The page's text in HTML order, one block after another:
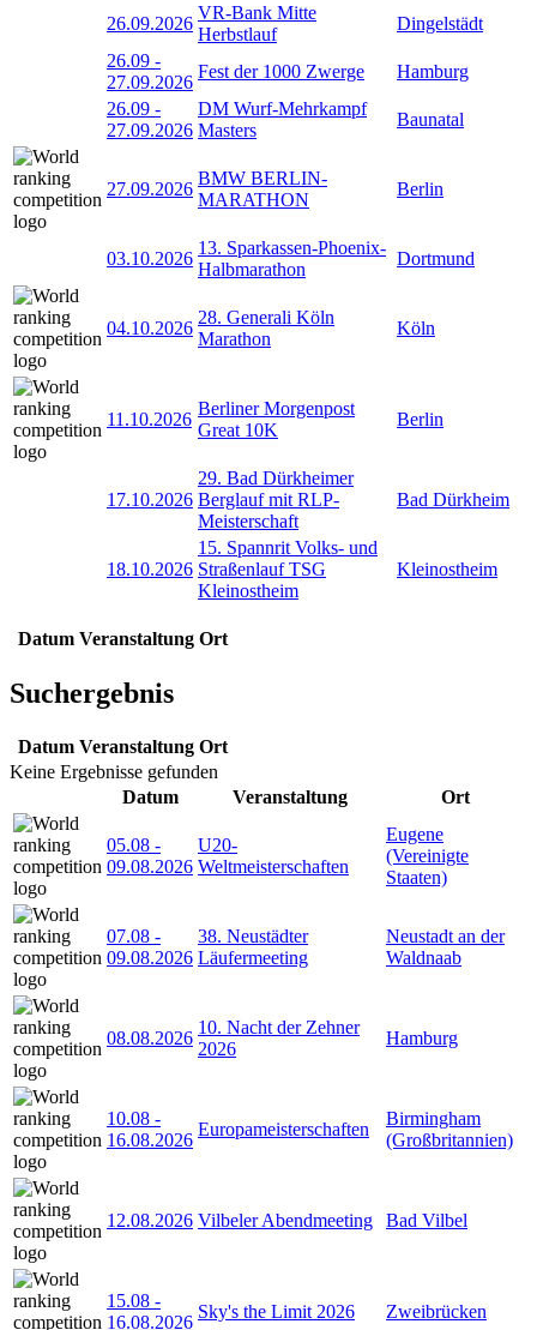
26.09.2026
VR-Bank Mitte
Herbstlauf
Dingelstädt
26.09 -
27.09.2026
Fest der 1000 Zwerge
Hamburg
26.09 -
27.09.2026
DM Wurf-Mehrkampf
Masters
Baunatal
27.09.2026
BMW BERLIN-
MARATHON
Berlin
03.10.2026
13. Sparkassen-Phoenix-
Halbmarathon
Dortmund
04.10.2026
28. Generali Köln
Marathon
Köln
11.10.2026
Berliner Morgenpost
Great 10K
Berlin
17.10.2026
29. Bad Dürkheimer
Berglauf mit RLP-
Meisterschaft
Bad Dürkheim
18.10.2026
15. Spannrit Volks- und
Straßenlauf TSG
Kleinostheim
Kleinostheim
Datum Veranstaltung Ort
Suchergebnis
Datum Veranstaltung Ort
Keine Ergebnisse gefunden
Datum
Veranstaltung Ort
05.08 -
09.08.2026
U20-
Weltmeisterschaften
Eugene
(Vereinigte
Staaten)
07.08 -
09.08.2026
38. Neustädter
Läufermeeting
Neustadt an der
Waldnaab
08.08.2026
10. Nacht der Zehner
2026
Hamburg
10.08 -
16.08.2026
Europameisterschaften
Birmingham
(Großbritannien)
12.08.2026 Vilbeler Abendmeeting Bad Vilbel
15.08 -
16.08.2026
Sky's the Limit 2026 Zweibrücken